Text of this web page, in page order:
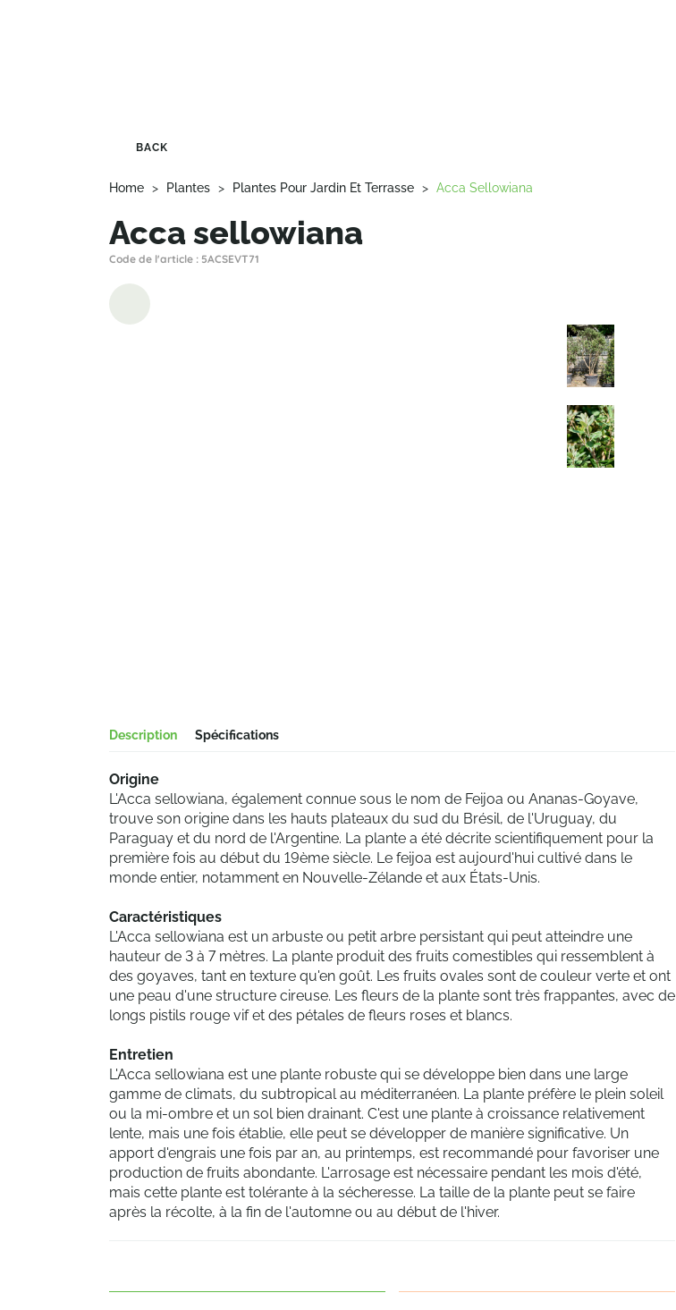
BACK
Home > Plantes > Plantes Pour Jardin Et Terrasse > Acca Sellowiana
Acca sellowiana
Code de l'article : 5ACSEVT71
Description Spécifications
Origine
L'Acca sellowiana, également connue sous le nom de Feijoa ou Ananas-Goyave,
trouve son origine dans les hauts plateaux du sud du Brésil, de l'Uruguay, du
Paraguay et du nord de l'Argentine. La plante a été décrite scientifiquement pour la
première fois au début du 19ème siècle. Le feijoa est aujourd'hui cultivé dans le
monde entier, notamment en Nouvelle-Zélande et aux États-Unis.
Caractéristiques
L'Acca sellowiana est un arbuste ou petit arbre persistant qui peut atteindre une
hauteur de 3 à 7 mètres. La plante produit des fruits comestibles qui ressemblent à
des goyaves, tant en texture qu'en goût. Les fruits ovales sont de couleur verte et ont
une peau d'une structure cireuse. Les fleurs de la plante sont très frappantes, avec de
longs pistils rouge vif et des pétales de fleurs roses et blancs.
Entretien
L'Acca sellowiana est une plante robuste qui se développe bien dans une large
gamme de climats, du subtropical au méditerranéen. La plante préfère le plein soleil
ou la mi-ombre et un sol bien drainant. C'est une plante à croissance relativement
lente, mais une fois établie, elle peut se développer de manière significative. Un
apport d'engrais une fois par an, au printemps, est recommandé pour favoriser une
production de fruits abondante. L'arrosage est nécessaire pendant les mois d'été,
mais cette plante est tolérante à la sécheresse. La taille de la plante peut se faire
après la récolte, à la fin de l'automne ou au début de l'hiver.